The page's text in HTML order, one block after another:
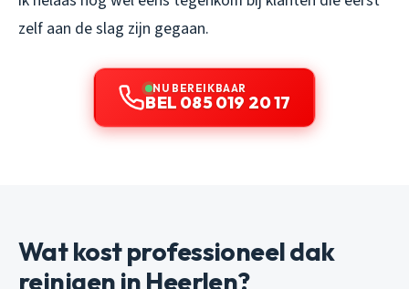
zelf aan de slag zijn gegaan.
NU BEREIKBAAR
BEL 085 019 20 17
Wat kost professioneel dak
reinigen in Heerlen?